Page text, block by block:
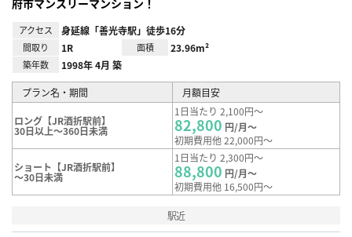
アクセス 身延線「善光寺駅」徒歩16分
間取り 1R 面積 23.96m²
築年数 1998年 4月 築
プラン名・期間 月額目安
ロング【JR酒折駅前】
30日以上～360日未満
1日当たり 2,100円～
82,800 円/月～
初期費用他 22,000円～
ショート【JR酒折駅前】
～30日未満
1日当たり 2,300円～
88,800 円/月～
初期費用他 16,500円～
駅近